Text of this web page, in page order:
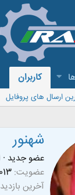
کاربران
ارسال های پروفایل
شهنور
عضو جدید ·
عضویت
آخرین بازدید